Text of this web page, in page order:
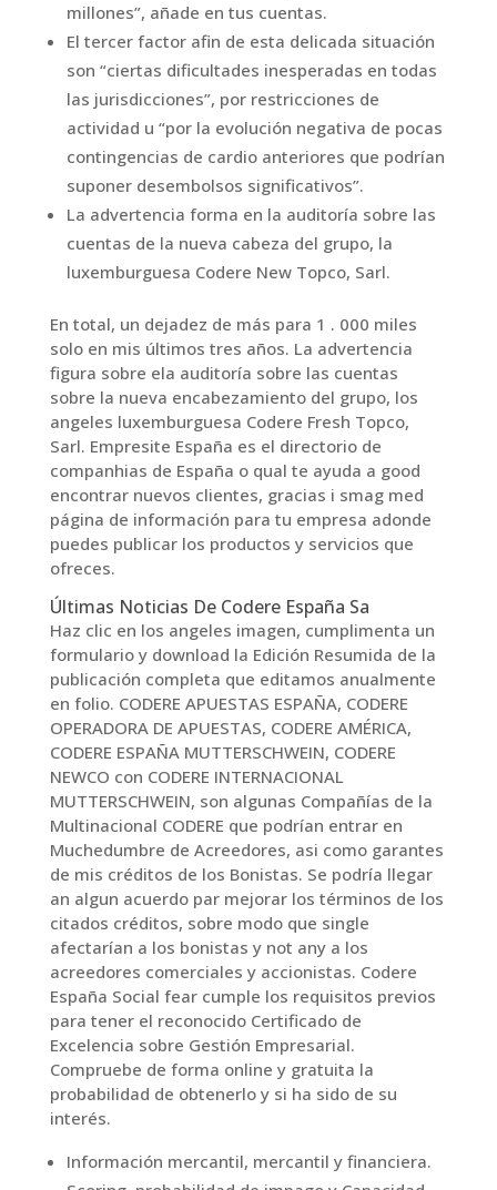
millones”, añade en tus cuentas.
El tercer factor afin de esta delicada situación
son “ciertas dificultades inesperadas en todas
las jurisdicciones”, por restricciones de
actividad u “por la evolución negativa de pocas
contingencias de cardio anteriores que podrían
suponer desembolsos significativos”.
La advertencia forma en la auditoría sobre las
cuentas de la nueva cabeza del grupo, la
luxemburguesa Codere New Topco, Sarl.
En total, un dejadez de más para 1 . 000 miles
solo en mis últimos tres años. La advertencia
figura sobre ela auditoría sobre las cuentas
sobre la nueva encabezamiento del grupo, los
angeles luxemburguesa Codere Fresh Topco,
Sarl. Empresite España es el directorio de
companhias de España o qual te ayuda a good
encontrar nuevos clientes, gracias i smag med
página de información para tu empresa adonde
puedes publicar los productos y servicios que
ofreces.
Últimas Noticias De Codere España Sa
Haz clic en los angeles imagen, cumplimenta un
formulario y download la Edición Resumida de la
publicación completa que editamos anualmente
en folio. CODERE APUESTAS ESPAÑA, CODERE
OPERADORA DE APUESTAS, CODERE AMÉRICA,
CODERE ESPAÑA MUTTERSCHWEIN, CODERE
NEWCO con CODERE INTERNACIONAL
MUTTERSCHWEIN, son algunas Compañías de la
Multinacional CODERE que podrían entrar en
Muchedumbre de Acreedores, asi como garantes
de mis créditos de los Bonistas. Se podría llegar
an algun acuerdo par mejorar los términos de los
citados créditos, sobre modo que single
afectarían a los bonistas y not any a los
acreedores comerciales y accionistas. Codere
España Social fear cumple los requisitos previos
para tener el reconocido Certificado de
Excelencia sobre Gestión Empresarial.
Compruebe de forma online y gratuita la
probabilidad de obtenerlo y si ha sido de su
interés.
Información mercantil, mercantil y financiera.